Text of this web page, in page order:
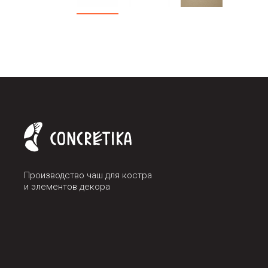
Производство чаш для костра
и элементов декора